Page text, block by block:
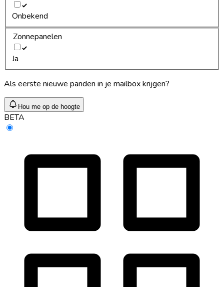
Onbekend
Zonnepanelen
Ja
Als eerste nieuwe panden in je mailbox krijgen?
Hou me op de hoogte
BETA